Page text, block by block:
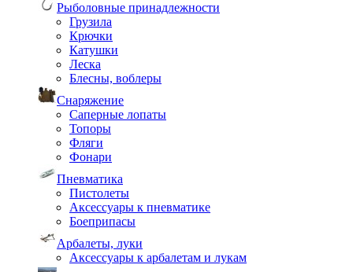
Рыболовные принадлежности
Грузила
Крючки
Катушки
Леска
Блесны, воблеры
Снаряжение
Саперные лопаты
Топоры
Фляги
Фонари
Пневматика
Пистолеты
Аксессуары к пневматике
Боеприпасы
Арбалеты, луки
Аксессуары к арбалетам и лукам